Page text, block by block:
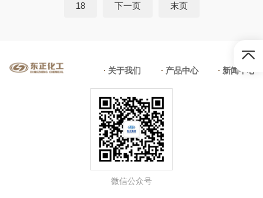
18 下一页 末页
关于我们 产品中心 新闻中心
微信公众号